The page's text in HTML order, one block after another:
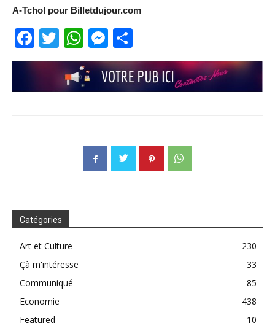
A-Tchol pour Billetdujour.com
Facebook
TwitterWhatsApp
Messenger
Catégories
Art et Culture
230
Çà m'intéresse
33
Communiqué
85
Economie
438
Featured
10